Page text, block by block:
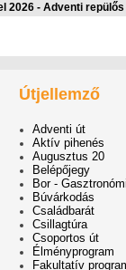
2026 - Adventi repülős
Útjellemző
Adventi út
Aktív pihenés
Augusztus 20
Belépőjegy
Bor -
Búvárkodás
Családbarát
Csillagtúra
Csoportos út
Élményprogram
Fakultatív